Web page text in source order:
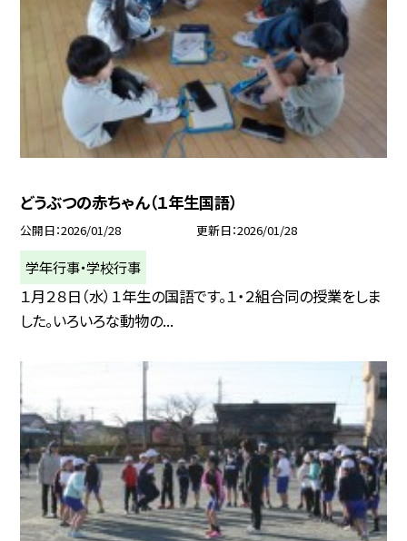
どうぶつの赤ちゃん（１年生国語）
公開日 2026/01/28 更新日 2026/01/28
学年行事・学校行事
１月２８日（水）１年生の国語です。１・２組合同の授業をしま
した。いろいろな動物の...